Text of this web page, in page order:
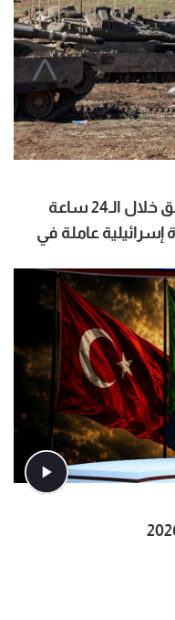
يديعوت أحرونوت: "حزب الله" أطلق خلال الـ24 ساعة
عاملة في